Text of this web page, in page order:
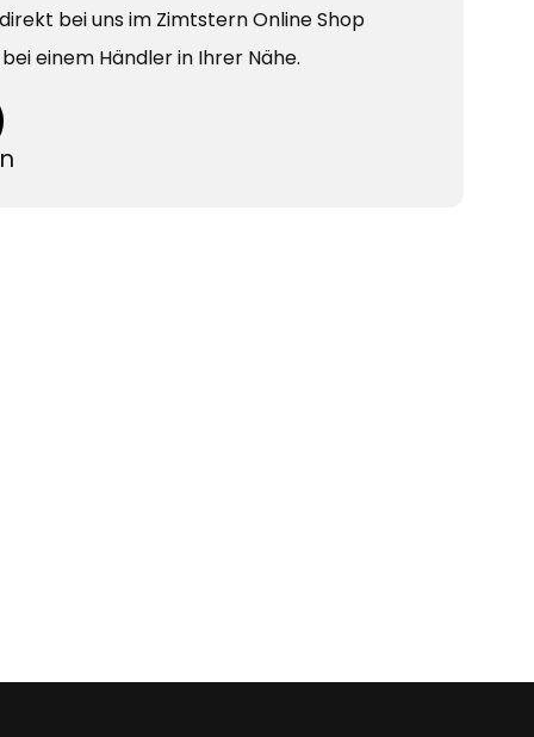
bei uns im Zimtstern Online Shop
einem Händler in Ihrer Nähe.